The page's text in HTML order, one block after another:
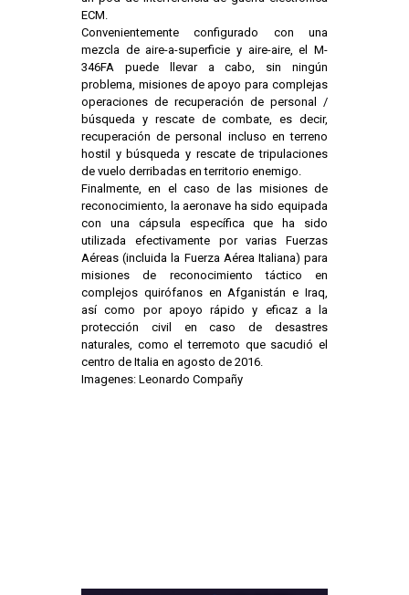
ECM.
Convenientemente configurado con una
mezcla de aire-a-superficie y aire-aire, el M-
346FA puede llevar a cabo, sin ningún
problema, misiones de apoyo para complejas
operaciones de recuperación de personal /
búsqueda y rescate de combate, es decir,
recuperación de personal incluso en terreno
hostil y búsqueda y rescate de tripulaciones
de vuelo derribadas en territorio enemigo.
Finalmente, en el caso de las misiones de
reconocimiento, la aeronave ha sido equipada
con una cápsula específica que ha sido
utilizada efectivamente por varias Fuerzas
Aéreas (incluida la Fuerza Aérea Italiana) para
misiones de reconocimiento táctico en
complejos quirófanos en Afganistán e Iraq,
así como por apoyo rápido y eficaz a la
protección civil en caso de desastres
naturales, como el terremoto que sacudió el
centro de Italia en agosto de 2016.
Imagenes: Leonardo Compañy